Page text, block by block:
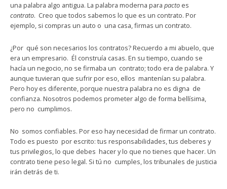
una palabra algo antigua. La palabra moderna para pacto es
contrato. Creo que todos sabemos lo que es un contrato. Por
ejemplo, si compras un auto o una casa, firmas un contrato.
¿Por qué son necesarios los contratos? Recuerdo a mi abuelo, que
era un empresario. Él construía casas. En su tiempo, cuando se
hacía un negocio, no se firmaba un contrato; todo era de palabra. Y
aunque tuvieran que sufrir por eso, ellos mantenían su palabra.
Pero hoy es diferente, porque nuestra palabra no es digna de
confianza. Nosotros podemos prometer algo de forma bellísima,
pero no cumplimos.
No somos confiables. Por eso hay necesidad de firmar un contrato.
Todo es puesto por escrito: tus responsabilidades, tus deberes y
tus privilegios, lo que debes hacer y lo que no tienes que hacer. Un
contrato tiene peso legal. Si tú no cumples, los tribunales de justicia
irán detrás de ti.